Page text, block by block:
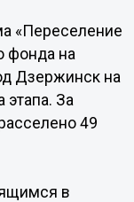
«Переселение
фонда на
Дзержинск на
этапа. За
49
в